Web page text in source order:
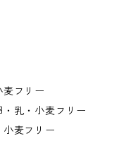
麦フリー
乳・小麦フリー
小麦フリー